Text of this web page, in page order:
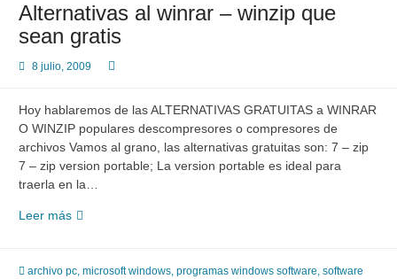
Alternativas al winrar – winzip que
sean gratis
8 julio, 2009
Hoy hablaremos de las ALTERNATIVAS GRATUITAS a WINRAR
O WINZIP populares descompresores o compresores de
archivos Vamos al grano, las alternativas gratuitas son: 7 – zip
7 – zip version portable; La version portable es ideal para
traerla en la…
Leer másAlternativas
–
archivo pc, microsoft windows, programas windows software, software